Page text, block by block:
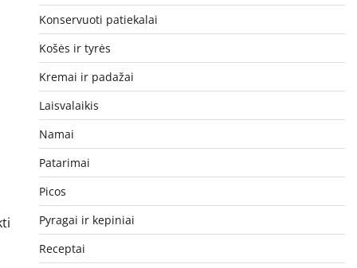
Konservuoti patiekalai
Košės ir tyrės
Kremai ir padažai
Laisvalaikis
Namai
Patarimai
Picos
Pyragai ir kepiniai
Receptai